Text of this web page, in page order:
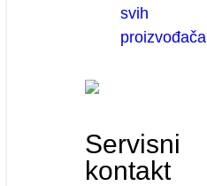
svih
proizvođača
Servisni
kontakt